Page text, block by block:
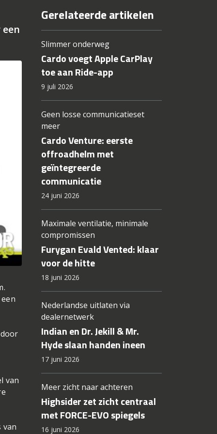
van
van
Gerelateerde artikelen
Slimmer onderweg
Cardo voegt Apple CarPlay
toe aan Ride-app
9 juli 2026
Geen losse communicatieset
meer
Cardo Venture: eerste
offroadhelm met
geïntegreerde
communicatie
24 juni 2026
Maximale ventilatie, minimale
compromissen
Furygan Evald Vented: klaar
voor de hitte
18 juni 2026
Nederlandse uitlaten via
dealernetwerk
Indian en Dr. Jekill & Mr.
Hyde slaan handen ineen
17 juni 2026
Meer zicht naar achteren
Highsider zet zicht centraal
met FORCE-EVO spiegels
16 juni 2026